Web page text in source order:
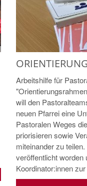
Arbeitshilfe für
will den
neuen Pfarrei eine
Pastoralen Weges
priorisieren sowie
miteinander zu
veröffentlicht worden
Koordinator:innen